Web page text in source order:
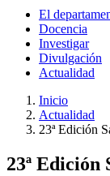
El
Docencia
Investigar
Divulgación
Actualidad
Inicio
Actualidad
23ª Edición
23ª Edición